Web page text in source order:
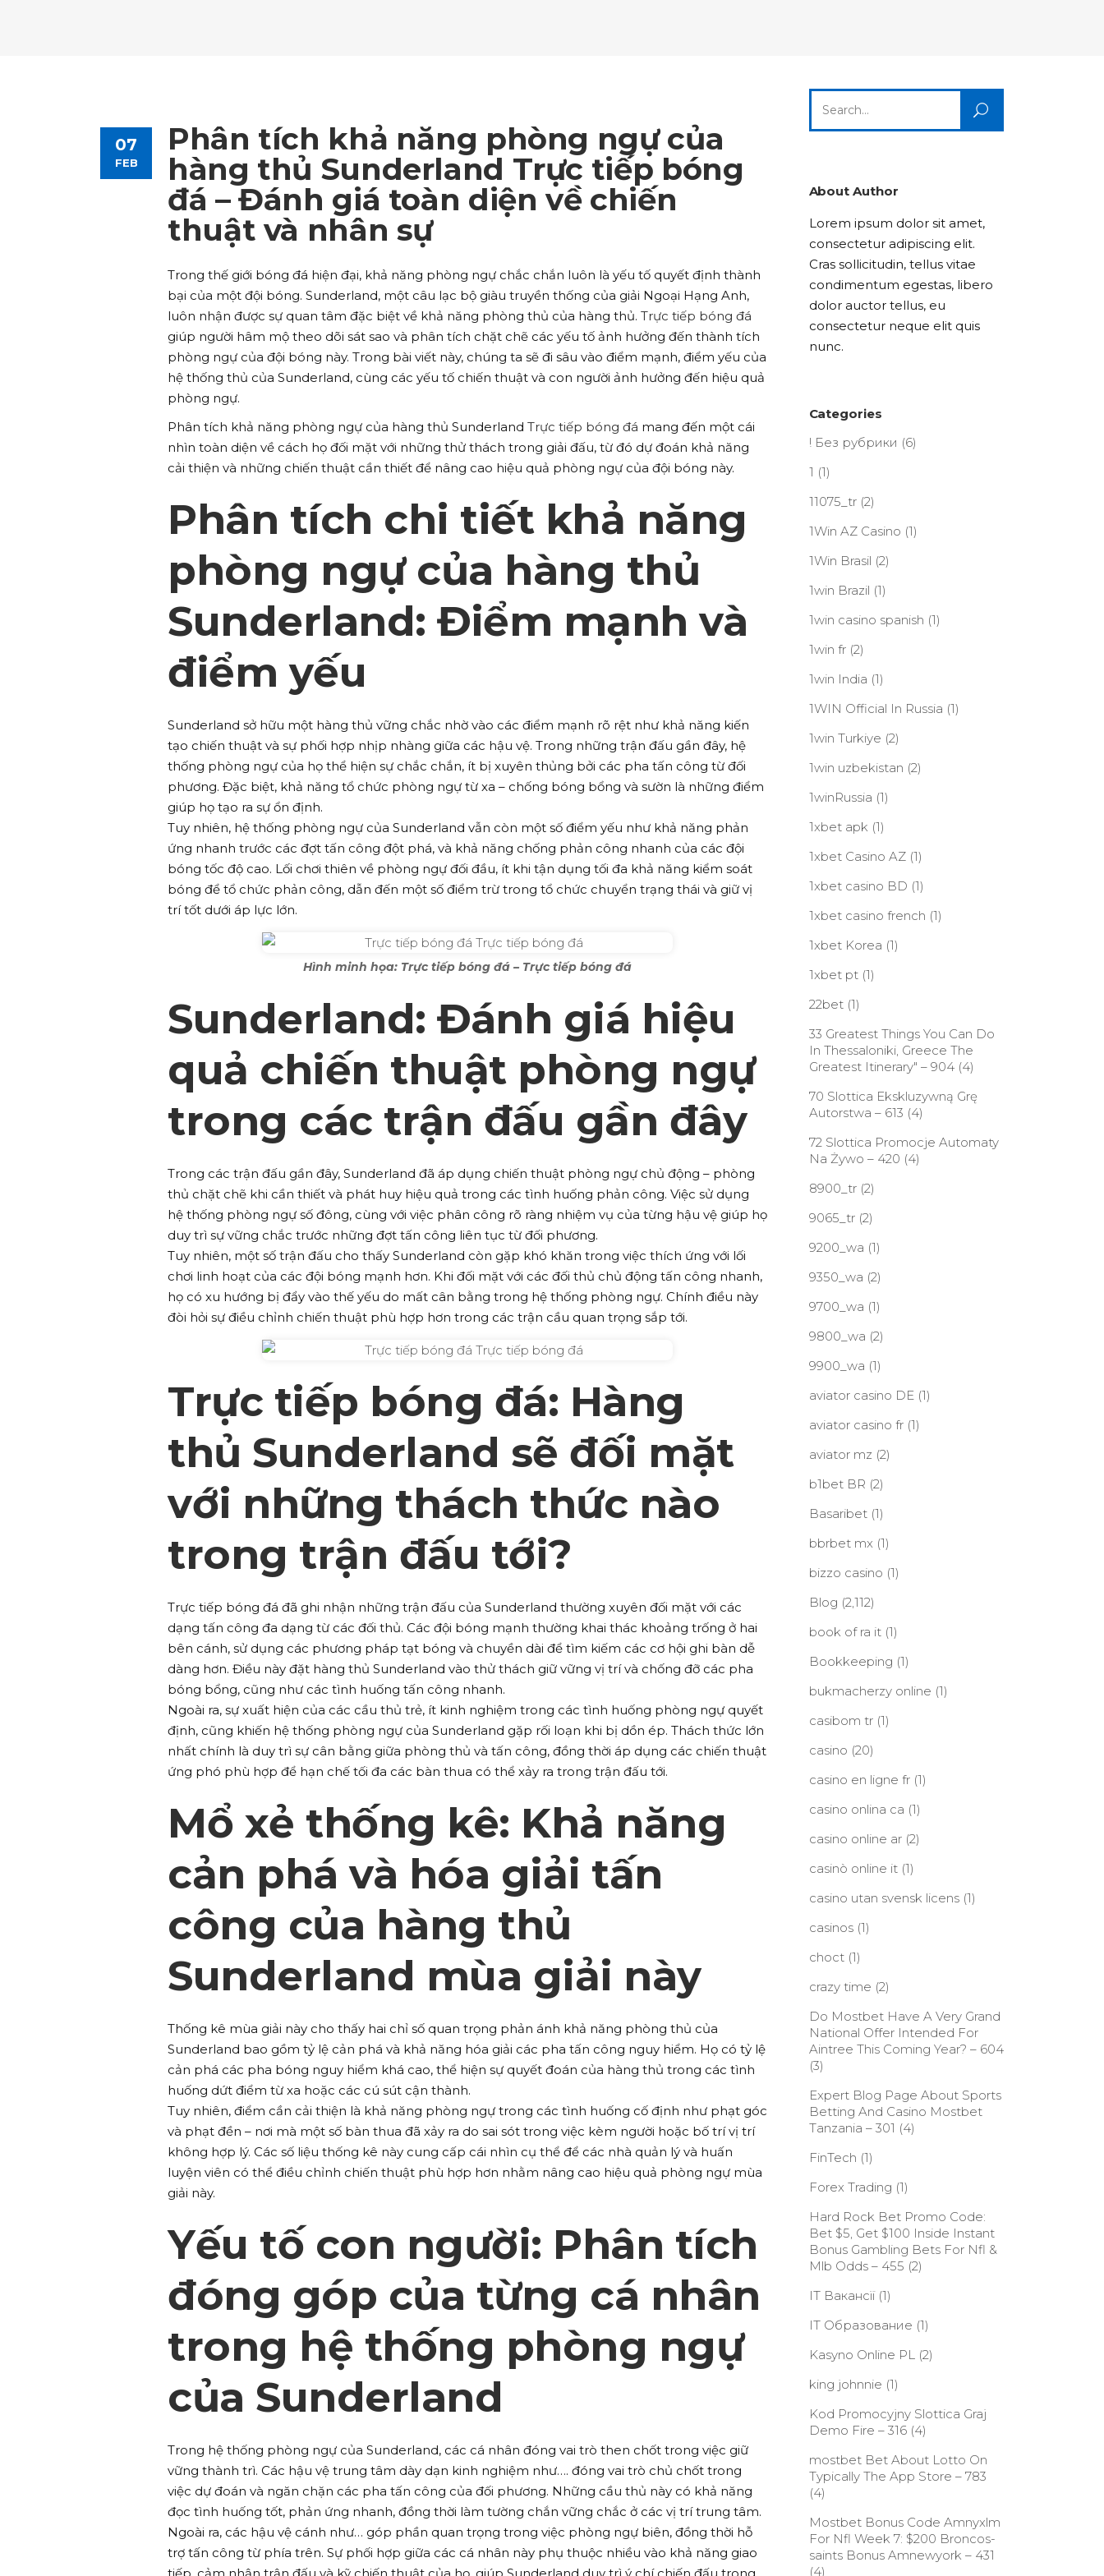
Team List Separators Video Button
Lists
Advanced Link Section
Team List
Google Maps
Image Gallery
Separators
Testimonials
Client Carousel
Highlights
Lists
Title & Subtitle
Title & Subtitle
07
FEB
Phân tích khả năng phòng ngự của
hàng thủ Sunderland Trực tiếp bóng
đá – Đánh giá toàn diện về chiến
thuật và nhân sự
Trong thế giới bóng đá hiện đại, khả năng phòng ngự chắc chắn luôn là yếu tố quyết định thành
bại của một đội bóng. Sunderland, một câu lạc bộ giàu truyền thống của giải Ngoại Hạng Anh,
luôn nhận được sự quan tâm đặc biệt về khả năng phòng thủ của hàng thủ. Trực tiếp bóng đá
giúp người hâm mộ theo dõi sát sao và phân tích chặt chẽ các yếu tố ảnh hưởng đến thành tích
phòng ngự của đội bóng này. Trong bài viết này, chúng ta sẽ đi sâu vào điểm mạnh, điểm yếu của
hệ thống thủ của Sunderland, cùng các yếu tố chiến thuật và con người ảnh hưởng đến hiệu quả
phòng ngự.
Phân tích khả năng phòng ngự của hàng thủ Sunderland Trực tiếp bóng đá mang đến một cái
nhìn toàn diện về cách họ đối mặt với những thử thách trong giải đấu, từ đó dự đoán khả năng
cải thiện và những chiến thuật cần thiết để nâng cao hiệu quả phòng ngự của đội bóng này.
Phân tích chi tiết khả năng
phòng ngự của hàng thủ
Sunderland: Điểm mạnh và
điểm yếu
Sunderland sở hữu một hàng thủ vững chắc nhờ vào các điểm mạnh rõ rệt như khả năng kiến
tạo chiến thuật và sự phối hợp nhịp nhàng giữa các hậu vệ. Trong những trận đấu gần đây, hệ
thống phòng ngự của họ thể hiện sự chắc chắn, ít bị xuyên thủng bởi các pha tấn công từ đối
phương. Đặc biệt, khả năng tổ chức phòng ngự từ xa – chống bóng bổng và sườn là những điểm
giúp họ tạo ra sự ổn định.
Tuy nhiên, hệ thống phòng ngự của Sunderland vẫn còn một số điểm yếu như khả năng phản
ứng nhanh trước các đợt tấn công đột phá, và khả năng chống phản công nhanh của các đội
bóng tốc độ cao. Lối chơi thiên về phòng ngự đối đầu, ít khi tận dụng tối đa khả năng kiểm soát
bóng để tổ chức phản công, dẫn đến một số điểm trừ trong tổ chức chuyển trạng thái và giữ vị
trí tốt dưới áp lực lớn.
Hình minh họa: Trực tiếp bóng đá – Trực tiếp bóng đá
Sunderland: Đánh giá hiệu
quả chiến thuật phòng ngự
trong các trận đấu gần đây
Trong các trận đấu gần đây, Sunderland đã áp dụng chiến thuật phòng ngự chủ động – phòng
thủ chặt chẽ khi cần thiết và phát huy hiệu quả trong các tình huống phản công. Việc sử dụng
hệ thống phòng ngự số đông, cùng với việc phân công rõ ràng nhiệm vụ của từng hậu vệ giúp họ
duy trì sự vững chắc trước những đợt tấn công liên tục từ đối phương.
Tuy nhiên, một số trận đấu cho thấy Sunderland còn gặp khó khăn trong việc thích ứng với lối
chơi linh hoạt của các đội bóng mạnh hơn. Khi đối mặt với các đối thủ chủ động tấn công nhanh,
họ có xu hướng bị đẩy vào thế yếu do mất cân bằng trong hệ thống phòng ngự. Chính điều này
đòi hỏi sự điều chỉnh chiến thuật phù hợp hơn trong các trận cầu quan trọng sắp tới.
Trực tiếp bóng đá: Hàng
thủ Sunderland sẽ đối mặt
với những thách thức nào
trong trận đấu tới?
Trực tiếp bóng đá đã ghi nhận những trận đấu của Sunderland thường xuyên đối mặt với các
dạng tấn công đa dạng từ các đối thủ. Các đội bóng mạnh thường khai thác khoảng trống ở hai
bên cánh, sử dụng các phương pháp tạt bóng và chuyền dài để tìm kiếm các cơ hội ghi bàn dễ
dàng hơn. Điều này đặt hàng thủ Sunderland vào thử thách giữ vững vị trí và chống đỡ các pha
bóng bổng, cũng như các tình huống tấn công nhanh.
Ngoài ra, sự xuất hiện của các cầu thủ trẻ, ít kinh nghiệm trong các tình huống phòng ngự quyết
định, cũng khiến hệ thống phòng ngự của Sunderland gặp rối loạn khi bị dồn ép. Thách thức lớn
nhất chính là duy trì sự cân bằng giữa phòng thủ và tấn công, đồng thời áp dụng các chiến thuật
ứng phó phù hợp để hạn chế tối đa các bàn thua có thể xảy ra trong trận đấu tới.
Mổ xẻ thống kê: Khả năng
cản phá và hóa giải tấn
công của hàng thủ
Sunderland mùa giải này
Thống kê mùa giải này cho thấy hai chỉ số quan trọng phản ánh khả năng phòng thủ của
Sunderland bao gồm tỷ lệ cản phá và khả năng hóa giải các pha tấn công nguy hiểm. Họ có tỷ lệ
cản phá các pha bóng nguy hiểm khá cao, thể hiện sự quyết đoán của hàng thủ trong các tình
huống dứt điểm từ xa hoặc các cú sút cận thành.
Tuy nhiên, điểm cần cải thiện là khả năng phòng ngự trong các tình huống cố định như phạt góc
và phạt đền – nơi mà một số bàn thua đã xảy ra do sai sót trong việc kèm người hoặc bố trí vị trí
không hợp lý. Các số liệu thống kê này cung cấp cái nhìn cụ thể để các nhà quản lý và huấn
luyện viên có thể điều chỉnh chiến thuật phù hợp hơn nhằm nâng cao hiệu quả phòng ngự mùa
giải này.
Yếu tố con người: Phân tích
đóng góp của từng cá nhân
trong hệ thống phòng ngự
của Sunderland
Trong hệ thống phòng ngự của Sunderland, các cá nhân đóng vai trò then chốt trong việc giữ
vững thành trì. Các hậu vệ trung tâm dày dạn kinh nghiệm như…. đóng vai trò chủ chốt trong
việc dự đoán và ngăn chặn các pha tấn công của đối phương. Những cầu thủ này có khả năng
đọc tình huống tốt, phản ứng nhanh, đồng thời làm tường chắn vững chắc ở các vị trí trung tâm.
Ngoài ra, các hậu vệ cánh như… góp phần quan trọng trong việc phòng ngự biên, đồng thời hỗ
trợ tấn công từ phía trên. Sự phối hợp giữa các cá nhân này phụ thuộc nhiều vào khả năng giao
for:
About Author
Lorem ipsum dolor sit amet,
consectetur adipiscing elit.
Cras sollicitudin, tellus vitae
condimentum egestas, libero
dolor auctor tellus, eu
consectetur neque elit quis
nunc.
Categories
! Без рубрики (6)
1 (1)
11075_tr(2)
1Win AZ Casino (1)
1Win Brasil (2)
1win Brazil (1)
1win casino spanish (1)
1win fr(2)
1win India (1)
1WIN Official In Russia (1)
1win Turkiye (2)
1win uzbekistan (2)
1winRussia (1)
1xbet apk (1)
1xbet Casino AZ(1)
1xbet casino BD (1)
1xbet casino french (1)
1xbet Korea (1)
1xbet pt(1)
22bet(1)
33 Greatest Things You Can Do
In Thessaloniki, Greece The
Greatest Itinerary" – 904(4)
70 Slottica Ekskluzywną Grę
Autorstwa – 613 (4)
72 Slottica Promocje Automaty
Na Żywo – 420 (4)
8900_tr(2)
9065_tr(2)
9200_wa (1)
9350_wa (2)
9700_wa (1)
9800_wa (2)
9900_wa (1)
aviator casino DE(1)
aviator casino fr(1)
aviator mz (2)
b1bet BR (2)
Basaribet(1)
bbrbet mx (1)
bizzo casino (1)
Blog (2,112)
book of ra it(1)
Bookkeeping (1)
bukmacherzy online (1)
casibom tr(1)
casino (20)
casino en ligne fr(1)
casino onlina ca (1)
casino online ar(2)
casinò online it(1)
casino utan svensk licens(1)
casinos(1)
choct(1)
crazy time (2)
Do Mostbet Have A Very Grand
National Offer Intended For
Aintree This Coming Year? – 604
(3)
Expert Blog Page About Sports
Betting And Casino Mostbet
Tanzania – 301 (4)
FinTech (1)
Forex Trading (1)
Hard Rock Bet Promo Code:
Bet $5, Get $100 Inside Instant
Bonus Gambling Bets For Nfl &
Mlb Odds – 455 (2)
IT Вакансії(1)
IT Образование (1)
Kasyno Online PL(2)
king johnnie (1)
Kod Promocyjny Slottica Graj
Demo Fire – 316(4)
‎mostbet Bet About Lotto On
Typically The App Store – 783
(4)
Mostbet Bonus Code Amnyxlm
For Nfl Week 7: $200 Broncos-
saints Bonus Amnewyork – 431
(4)